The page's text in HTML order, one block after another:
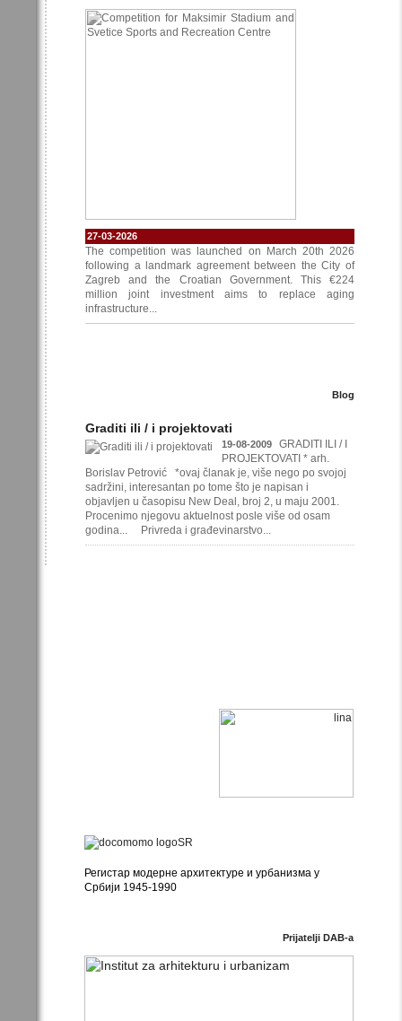
27-03-2026
The competition was launched on March 20th 2026
following a landmark agreement between the City of
Zagreb and the Croatian Government. This €224
million joint investment aims to replace aging
infrastructure...
Blog
Graditi ili / i projektovati
19-08-2009
GRADITI ILI / I
PROJEKTOVATI * arh.
Borislav Petrović *ovaj članak je, više nego po svojoj
sadržini, interesantan po tome što je napisan i
objavljen u časopisu New Deal, broj 2, u maju 2001.
Procenimo njegovu aktuelnost posle više od osam
godina... Privreda i građevinarstvo...
Регистар модерне архитектуре и урбанизма у
Србији 1945-1990
Prijatelji DAB-a